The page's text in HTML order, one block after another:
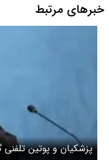
خبرهای مرتبط
پزشکیان و پوتین